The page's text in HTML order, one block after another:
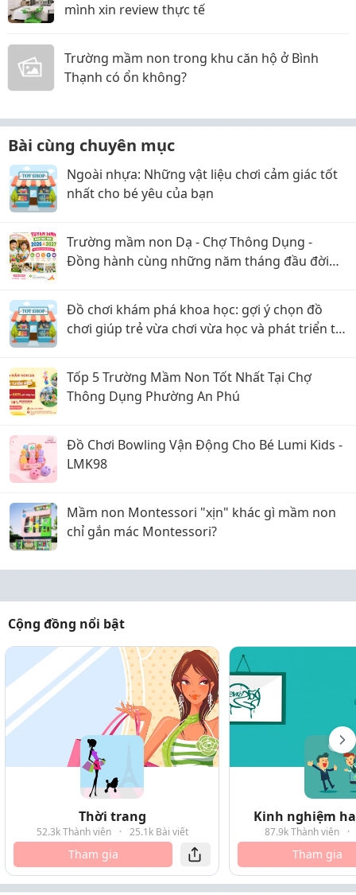
mình xin review thực tế
Trường mầm non trong khu căn hộ ở Bình
Thạnh có ổn không?
Bài cùng chuyên mục
Ngoài nhựa: Những vật liệu chơi cảm giác tốt
nhất cho bé yêu của bạn
Trường mầm non Dạ - Chợ Thông Dụng -
Đồng hành cùng những năm tháng đầu đời
Đồ chơi khám phá khoa học: gợi ý chọn đồ
chơi giúp trẻ vừa chơi vừa học và phát triển tư
Tốp 5 Trường Mầm Non Tốt Nhất Tại Chợ
Thông Dụng Phường An Phú
Đồ Chơi Bowling Vận Động Cho Bé Lumi Kids -
LMK98
Mầm non Montessori "xịn" khác gì mầm non
chỉ gắn mác Montessori?
Cộng đồng nổi bật
Thời trang
52.3k Thành viên · 25.1k Bài viết
Tham gia
Kinh nghiệm
87.9k Thành viên ·
Tham gia